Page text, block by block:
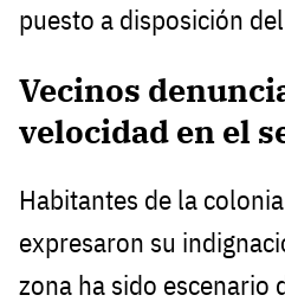
puesto a disposición del
Vecinos
velocidad en el
Habitantes de la
expresaron su
zona ha sido escenario